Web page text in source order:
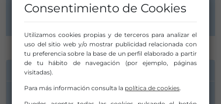
peso producciones
INFORMACIÓN DE CONTACTO
Consentimiento de Cookies
Utilizamos cookies propias y de terceros para analizar el
uso del sitio web y/o mostrar publicidad relacionada con
tu preferencia sobre la base de un perfil elaborado a partir
de tu hábito de navegación (por ejemplo, páginas
visitadas).
Para más información consulta la política de cookies.